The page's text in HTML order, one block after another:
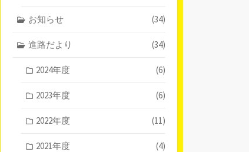
お知らせ (34)
進路だより (34)
2024年度 (6)
2023年度 (6)
2022年度 (11)
2021年度 (4)